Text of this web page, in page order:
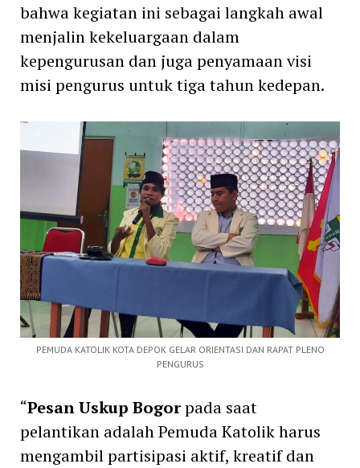
bahwa kegiatan ini sebagai langkah awal
menjalin kekeluargaan dalam
kepengurusan dan juga penyamaan visi
misi pengurus untuk tiga tahun kedepan.
PEMUDA KATOLIK KOTA DEPOK GELAR ORIENTASI DAN RAPAT PLENO
PENGURUS
“Pesan Uskup Bogorpada saat
pelantikan adalah Pemuda Katolik harus
mengambil partisipasi aktif, kreatif dan